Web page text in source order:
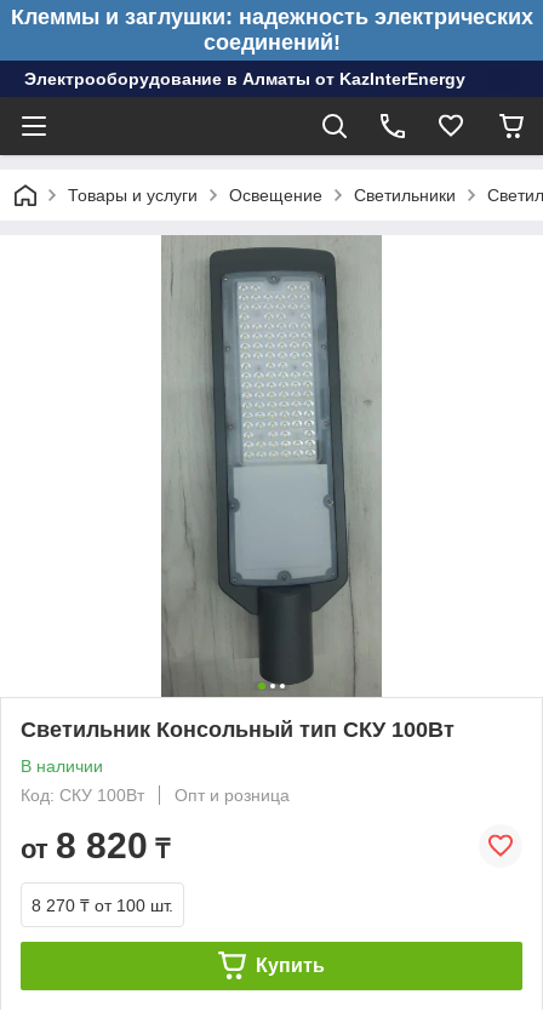
Клеммы и заглушки: надежность электрических
соединений!
Электрооборудование в Алматы от KazInterEnergy
Товары и услуги Освещение Светильники
Светильник Консольный тип СКУ 100Вт
В наличии
Код: СКУ 100Вт
Опт и розница
от 8 820 ₸
8 270 ₸ от 100 шт.
Купить